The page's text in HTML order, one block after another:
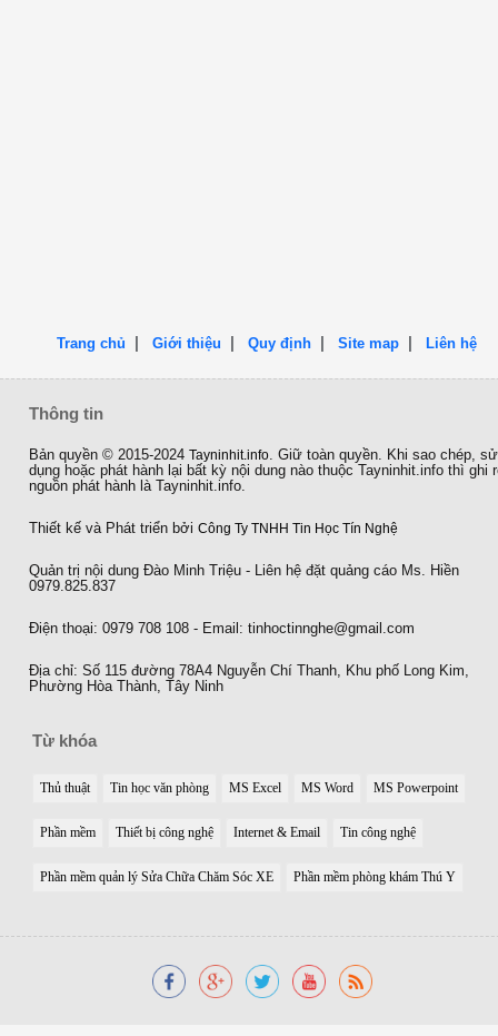
Trang chủ Giới thiệu Quy định Site map Liên hệ
Thông tin
Bản quyền © 2015-2024Tayninhit.info. Giữ toàn quyền. Khi sao chép, sử
dụng hoặc phát hành lại bất kỳ nội dung nào thuộc Tayninhit.info thì ghi
nguồn phát hành là Tayninhit.info.
Thiết kế và Phát triển bởiCông Ty TNHH Tin Học Tín Nghệ
Quản trị nội dung Đào Minh Triệu - Liên hệ đặt quảng cáo Ms. Hiền
0979.825.837
Điện thoại: 0979 708 108 - Email: tinhoctinnghe@gmail.com
Địa chỉ: Số 115 đường 78A4 Nguyễn Chí Thanh, Khu phố Long Kim,
Phường Hòa Thành, Tây Ninh
Từ khóa
Thủ thuật Tin học văn phòng MS Excel MS Word MS Powerpoint
Phần mềm Thiết bị công nghệ Internet & Email Tin công nghệ
Phần mềm quản lý Sửa Chữa Chăm Sóc XE Phần mềm phòng khám Thú Y